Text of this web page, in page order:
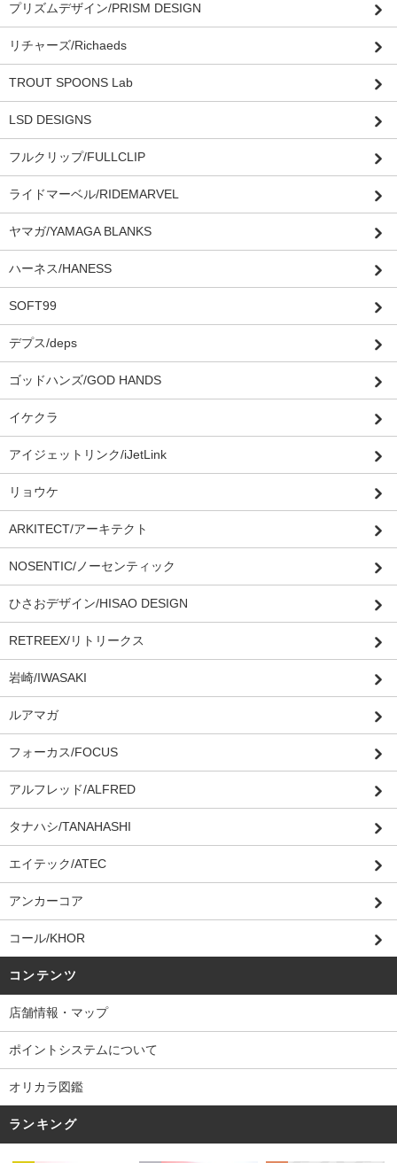
プリズムデザイン/PRISM DESIGN
リチャーズ/Richaeds
TROUT SPOONS Lab
LSD DESIGNS
フルクリップ/FULLCLIP
ライドマーベル/RIDEMARVEL
ヤマガ/YAMAGA BLANKS
ハーネス/HANESS
SOFT99
デプス/deps
ゴッドハンズ/GOD HANDS
イケクラ
アイジェットリンク/iJetLink
リョウケ
ARKITECT/アーキテクト
NOSENTIC/ノーセンティック
ひさおデザイン/HISAO DESIGN
RETREEX/リトリークス
岩崎/IWASAKI
ルアマガ
フォーカス/FOCUS
アルフレッド/ALFRED
タナハシ/TANAHASHI
エイテック/ATEC
アンカーコア
コール/KHOR
コンテンツ
店舗情報・マップ
ポイントシステムについて
オリカラ図鑑
ランキング